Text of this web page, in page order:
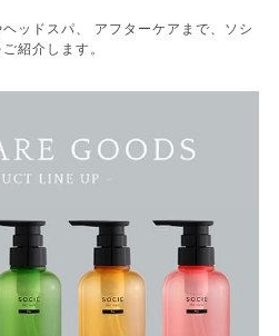
ッドスパ、 アフターケアまで、ソシ
紹介します。